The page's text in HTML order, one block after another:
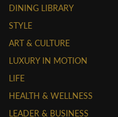
DINING LIBRARY
STYLE
ART & CULTURE
LUXURY IN MOTION
LIFE
HEALTH & WELLNESS
LEADER & BUSINESS